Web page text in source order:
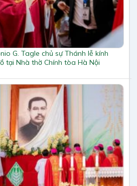
G. Tagle chủ sự Thánh lễ kính
tại Nhà thờ Chính tòa Hà Nội